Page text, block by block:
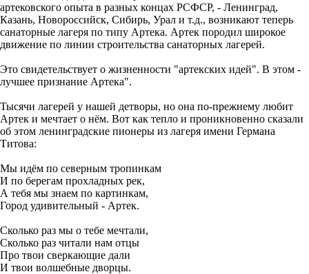
артековского опыта в разных концах РСФСР, - Ленинград,
Казань, Новороссийск, Сибирь, Урал и т.д., возникают теперь
санаторные лагеря по типу Артека. Артек породил широкое
движение по линии строительства санаторных лагерей.
Это свидетельствует о жизненности "артекских идей". В этом -
лучшее признание Артека".
Тысячи лагерей у нашей детворы, но она по-прежнему любит
Артек и мечтает о нём. Вот как тепло и проникновенно сказали
об этом ленинградские пионеры из лагеря имени Германа
Титова:
Мы идём по северным тропинкам
И по берегам прохладных рек,
А тебя мы знаем по картинкам,
Город удивительный - Артек.
Сколько раз мы о тебе мечтали,
Сколько раз читали нам отцы
Про твои сверкающие дали
И твои волшебные дворцы.